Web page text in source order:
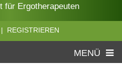
für Ergotherapeuten
REGISTRIEREN
MENÜ